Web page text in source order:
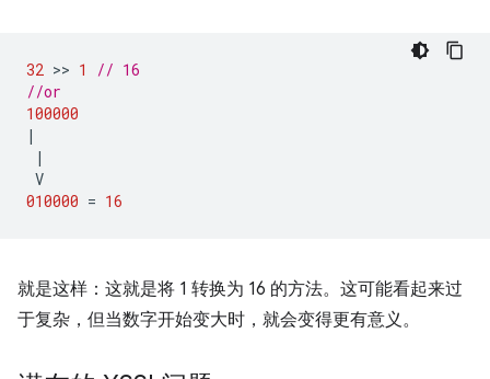
32 >> 1
// 16
//or
100000
|
|
V
010000 = 16
就是这样：这就是将 1 转换为 16 的方法。这可能看起来过
于复杂，但当数字开始变大时，就会变得更有意义。